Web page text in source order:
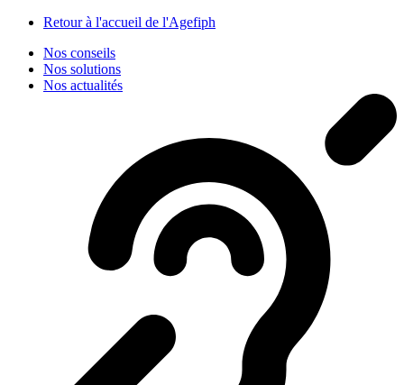
Retour à l'accueil de l'Agefiph
Nos conseils
Nos solutions
Nos actualités